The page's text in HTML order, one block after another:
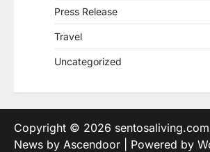
Press Release
Travel
Uncategorized
Copyright © 2026 sentosaliving.com
News by Ascendoor | Powered by